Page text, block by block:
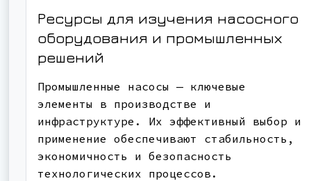
Ресурсы для изучения насосного
оборудования и промышленных
решений
Промышленные насосы — ключевые
элементы в производстве и
инфраструктуре. Их эффективный выбор и
применение обеспечивают стабильность,
экономичность и безопасность
технологических процессов.